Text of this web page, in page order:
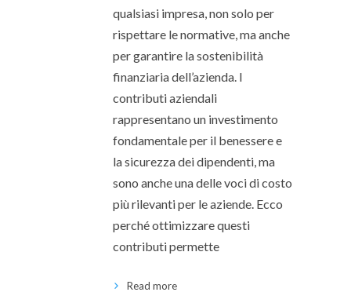
qualsiasi impresa, non solo per
rispettare le normative, ma anche
per garantire la sostenibilità
finanziaria dell’azienda. I
contributi aziendali
rappresentano un investimento
fondamentale per il benessere e
la sicurezza dei dipendenti, ma
sono anche una delle voci di costo
più rilevanti per le aziende. Ecco
perché ottimizzare questi
contributi permette
Read more